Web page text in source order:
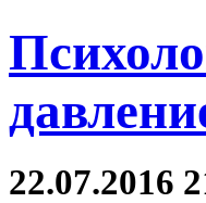
22.07.2016